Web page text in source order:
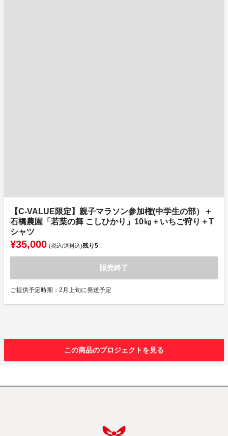
【C-VALUE限定】親子マラソン参加権(中学生の部）＋
石橋農園「若葉の舞 こしひかり」10㎏＋いちご狩り＋T
シャツ
¥35,000 (税込/送料込)残り5
販売終了
ご提供予定時期：2月上旬に発送予定
この商品のプロジェクトを見る